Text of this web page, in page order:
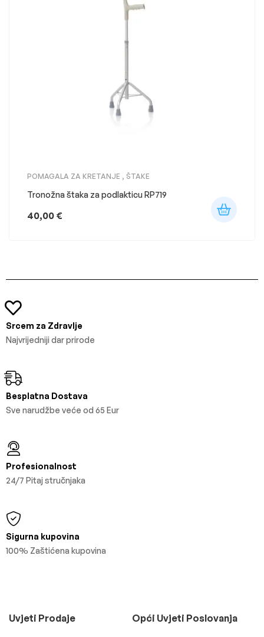
POMAGALA ZA KRETANJE , ŠTAKE
Tronožna štaka za podlakticu RP719
40,00 €
Srcem za Zdravlje
Najvrijedniji dar prirode
Besplatna Dostava
Sve narudžbe veće od 65 Eur
Profesionalnost
24/7 Pitaj stručnjaka
Sigurna kupovina
100% Zaštićena kupovina
Uvjeti Prodaje Opći Uvjeti Poslovanja